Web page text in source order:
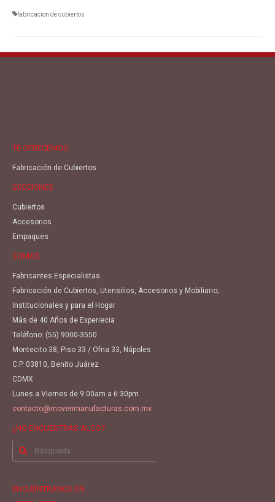
fabricacion de cubiertos
TE OFRECEMOS
Fabricación de Cubiertos
SECCIONES
Cubiertos
Accesorios
Empaques
SOMOS
Fabricantes Especialistas
Fabricación de Cubiertos, Utensilios, Accesorios y Mobiliario;
Institucionales y para el Hogar
Más de 40 Años de Experiecia
Teléfono: (55) 9000-3550
Montecito 38, Piso 33 / Ofna 33, Nápoles
C.P. 03810, Benito Juárez
CDMX
Lunes a Viernes de 9:00am a 6:30pm
contacto@movenmanufacturas.com.mx
¿NO ENCUENTRAS ALGO?
Buscar
ENCUÉNTRANOS EN